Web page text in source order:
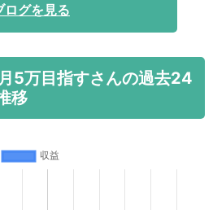
ログを見る
5万目指すさんの過去24
移